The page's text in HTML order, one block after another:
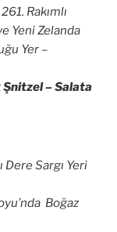
Rakımlı
Yeni Zelanda
Yer –
Şnitzel – Salata
Dere Sargı Yeri
Boğaz